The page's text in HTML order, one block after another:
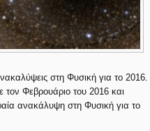
στη Φυσική για το 2016.
Φεβρουάριο του 2016 και
ανακάλυψη στη Φυσική για το